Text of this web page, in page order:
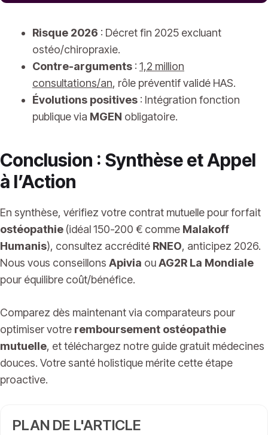
Risque 2026 : Décret fin 2025 excluant
ostéo/chiropraxie.
Contre-arguments : 1,2 million
consultations/an, rôle préventif validé HAS.
Évolutions positives : Intégration fonction
publique via MGEN obligatoire.
Conclusion : Synthèse et Appel
à l’Action
En synthèse, vérifiez votre contrat mutuelle pour forfait
ostéopathie (idéal 150-200 € comme Malakoff
Humanis), consultez accrédité RNEO, anticipez 2026.
Nous vous conseillons Apivia ouAG2R La Mondiale
pour équilibre coût/bénéfice.
Comparez dès maintenant via comparateurs pour
optimiser votre remboursement ostéopathie
mutuelle, et téléchargez notre guide gratuit médecines
douces. Votre santé holistique mérite cette étape
proactive.
PLAN DE L'ARTICLE